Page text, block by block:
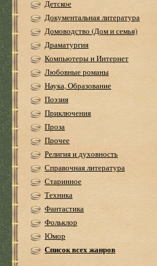
Детское
Документальная литература
Домоводство (Дом и семья)
Драматургия
Компьютеры и Интернет
Любовные романы
Наука, Образование
Поэзия
Приключения
Проза
Прочее
Религия и духовность
Справочная литература
Старинное
Техника
Фантастика
Фольклор
Юмор
Список всех жанров